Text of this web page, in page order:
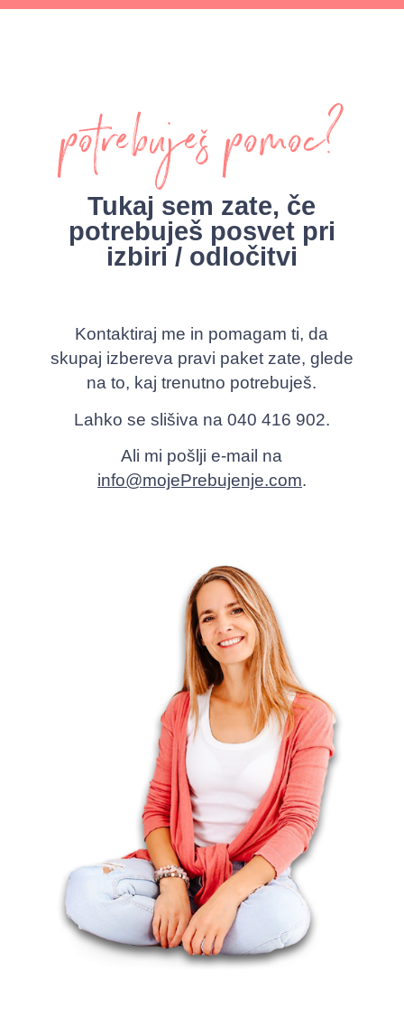
potrebuješ pomoc?
Tukaj sem zate, če
potrebuješ posvet pri
izbiri / odločitvi
Kontaktiraj me in pomagam ti, da
skupaj izbereva pravi paket zate, glede
na to, kaj trenutno potrebuješ.
Lahko se slišiva na 040 416 902.
Ali mi pošlji e-mail na
info@mojePrebujenje.com.